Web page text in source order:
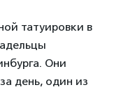
татуировки в
Они
день, один из